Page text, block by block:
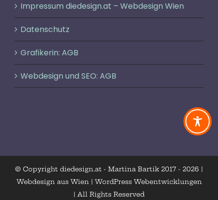
Impressum diedesign.at – Webdesign Wien
Datenschutz
Grafikerin: AGB
Webdesign und SEO: AGB
© Copyright diedesign.at - Martina Bartik 2017 - 2026 |
Webdesign aus Wien | WordPress Webentwicklungen
| All Rights Reserved